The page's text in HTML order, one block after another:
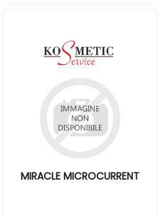
MIRACLE MICROCURRENT